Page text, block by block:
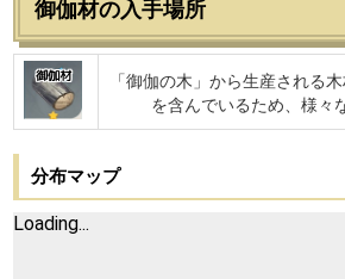
御伽材の入手場所
御伽材
「御伽の木」から生産される
を含んでいるため、様々
分布マップ